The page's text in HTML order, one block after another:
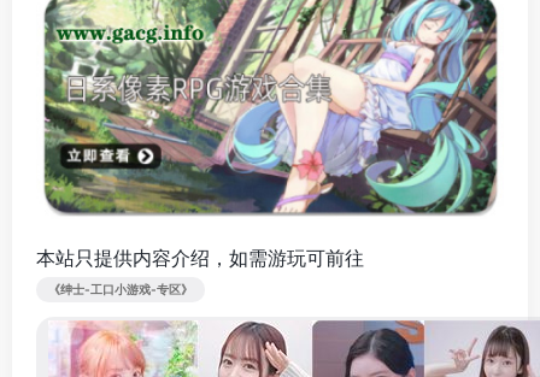
本站只提供内容介绍，如需游玩可前往
《绅士-工口小游戏-专区》